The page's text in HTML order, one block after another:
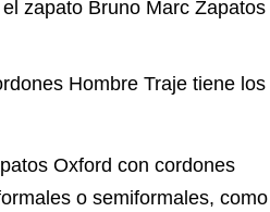
zapato Bruno Marc Zapatos
Hombre Traje tiene los
Oxford con cordones
o semiformales, como